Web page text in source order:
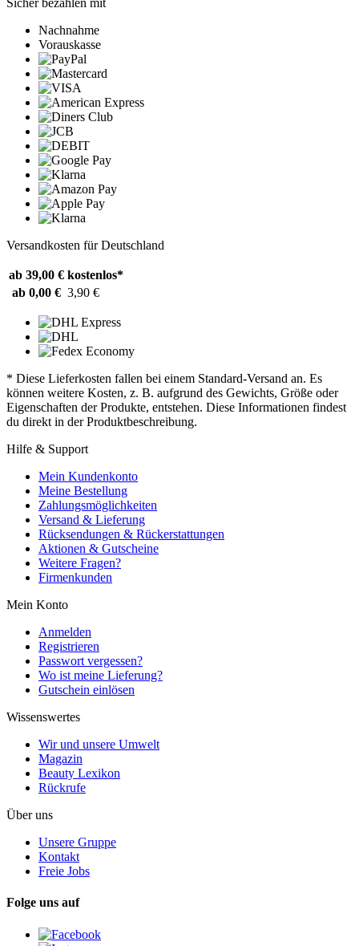
Sicher bezahlen mit
Nachnahme
Vorauskasse
Versandkosten für Deutschland
ab 39,00 € kostenlos*
ab 0,00 € 3,90 €
* Diese Lieferkosten fallen bei einem Standard-Versand an. Es
können weitere Kosten, z. B. aufgrund des Gewichts, Größe oder
Eigenschaften der Produkte, entstehen. Diese Informationen findest
du direkt in der Produktbeschreibung.
Hilfe & Support
Mein Kundenkonto
Meine Bestellung
Zahlungsmöglichkeiten
Versand & Lieferung
Rücksendungen & Rückerstattungen
Aktionen & Gutscheine
Weitere Fragen?
Firmenkunden
Mein Konto
Anmelden
Registrieren
Passwort vergessen?
Wo ist meine Lieferung?
Gutschein einlösen
Wissenswertes
Wir und unsere Umwelt
Magazin
Beauty Lexikon
Rückrufe
Über uns
Unsere Gruppe
Kontakt
Freie Jobs
Folge uns auf